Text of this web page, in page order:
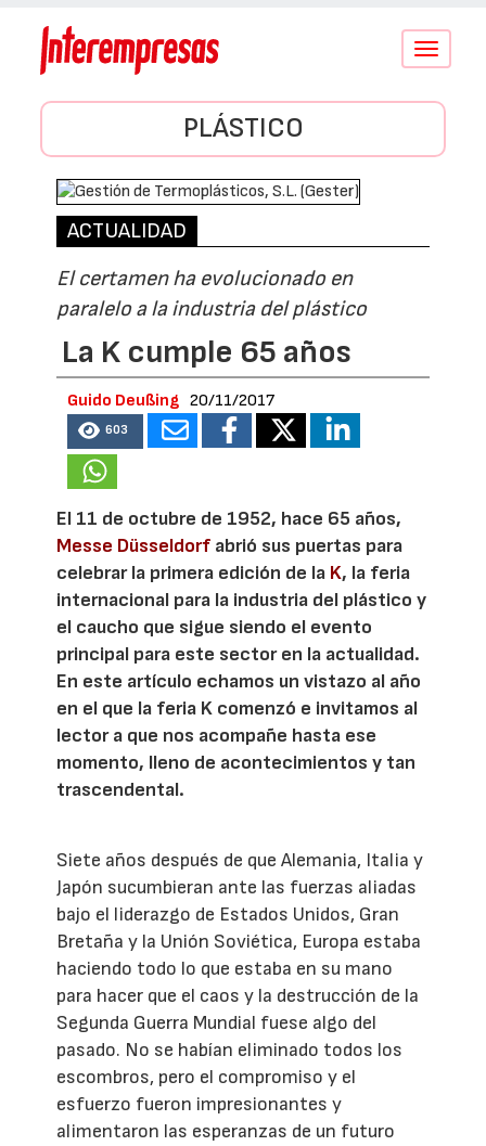
Conmutar
PLÁSTICO
ACTUALIDAD
El certamen ha evolucionado en
paralelo a la industria del plástico
La K cumple 65 años
Guido Deußing 20/11/2017
603
El 11 de octubre de 1952, hace 65 años,
Messe Düsseldorf abrió sus puertas para
celebrar la primera edición de la K, la feria
internacional para la industria del plástico y
el caucho que sigue siendo el evento
principal para este sector en la actualidad.
En este artículo echamos un vistazo al año
en el que la feria K comenzó e invitamos al
lector a que nos acompañe hasta ese
momento, lleno de acontecimientos y tan
trascendental.
Siete años después de que Alemania, Italia y
Japón sucumbieran ante las fuerzas aliadas
bajo el liderazgo de Estados Unidos, Gran
Bretaña y la Unión Soviética, Europa estaba
haciendo todo lo que estaba en su mano
para hacer que el caos y la destrucción de la
Segunda Guerra Mundial fuese algo del
pasado. No se habían eliminado todos los
escombros, pero el compromiso y el
esfuerzo fueron impresionantes y
alimentaron las esperanzas de un futuro